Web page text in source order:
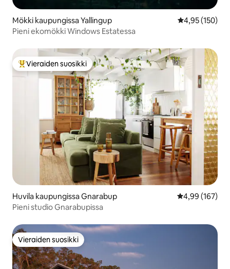
Mökki kaupungissa Yallingup
4,95 (150)
Pieni ekomökki Windows Estatessa
Vieraiden suosikkien parhaimmistoa
Vieraiden suosikki
Huvila kaupungissa Gnarabup
4,99 (167)
Pieni studio Gnarabupissa
Vieraiden suosikki
Vieraiden suosikki